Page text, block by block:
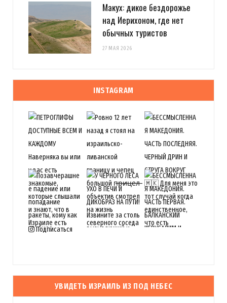
Макух: дикое бездорожье
над Иерихоном, где нет
обычных туристов
27 МАЯ 2026
INSTAGRAM
Подписаться
УВИДЕТЬ ИЗРАИЛЬ ИЗ ПОД НЕБЕС